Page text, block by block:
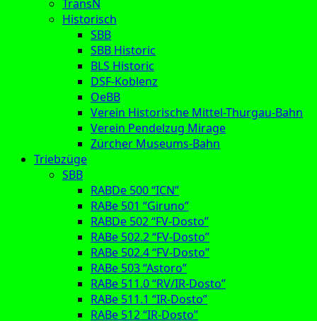
TransN
Historisch
SBB
SBB Historic
BLS Historic
DSF-Koblenz
OeBB
Verein Historische Mittel-Thurgau-Bahn
Verein Pendelzug Mirage
Zürcher Museums-Bahn
Triebzüge
SBB
RABDe 500 “ICN”
RABe 501 “Giruno”
RABDe 502 “FV-Dosto”
RABe 502.2 “FV-Dosto”
RABe 502.4 “FV-Dosto”
RABe 503 “Astoro”
RABe 511.0 “RV/IR-Dosto”
RABe 511.1 “IR-Dosto”
RABe 512 “IR-Dosto”